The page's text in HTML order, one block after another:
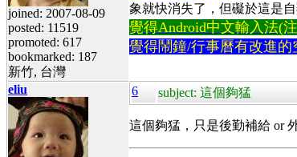
joined: 2007-08-09
posted: 11519
promoted: 617
bookmarked: 187
新竹, 台灣
象就快消失了，但礙於這是
覺得Android中文輸入法(
覺得鬧鐘/行事曆有改進的
eliu 6 subject: 這個夠猛
這個夠猛，只是後勤補給 or